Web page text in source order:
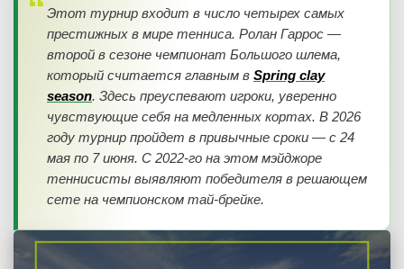
6-4
3-6
3-й сет 4-6
4-й сет 6 7
30.05.2026
ЗАВЕРШЁН
1/16 финала
Хуан-Мануэль Черундоло (45)
0-6
30.05.2026
ЗАВЕРШЁН
1/16 финала
(1)
Этот турнир входит в число четырех самых
престижных в мире тенниса. Ролан Гаррос —
второй в сезоне чемпионат Большого шлема,
который считается главным в Spring clay
season. Здесь преуспевают игроки, уверенно
чувствующие себя на медленных кортах. В 2026
году турнир пройдет в привычные сроки — с 24
мая по 7 июня. С 2022-го на этом мэйджоре
теннисисты выявляют победителя в решающем
сете на чемпионском тай-брейке.